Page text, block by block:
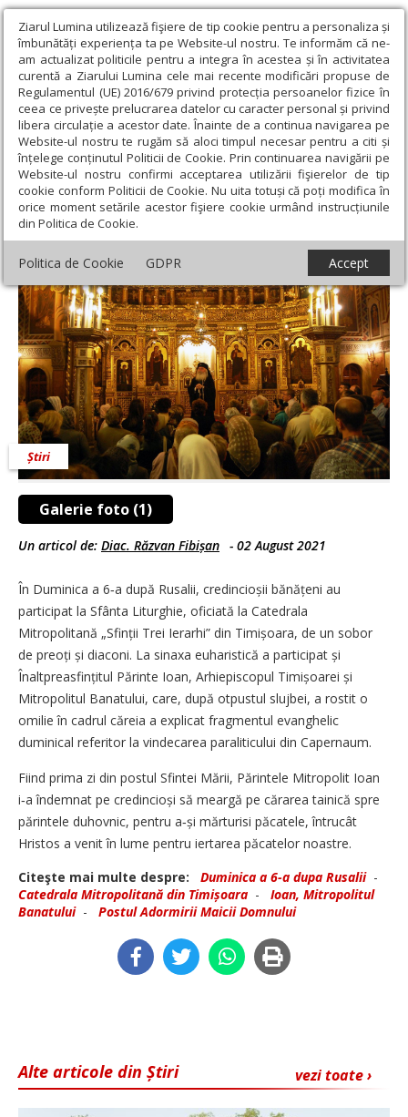
Ziarul Lumina utilizează fişiere de tip cookie pentru a personaliza și
îmbunătăți experiența ta pe Website-ul nostru. Te informăm că ne-
am actualizat politicile pentru a integra în acestea și în activitatea
curentă a Ziarului Lumina cele mai recente modificări propuse de
Regulamentul (UE) 2016/679 privind protecția persoanelor fizice în
ceea ce privește prelucrarea datelor cu caracter personal și privind
libera circulație a acestor date. Înainte de a continua navigarea pe
Website-ul nostru te rugăm să aloci timpul necesar pentru a citi și
înțelege conținutul Politicii de Cookie. Prin continuarea navigării pe
Website-ul nostru confirmi acceptarea utilizării fişierelor de tip
cookie conform Politicii de Cookie. Nu uita totuși că poți modifica în
orice moment setările acestor fişiere cookie urmând instrucțiunile
din Politica de Cookie.
Politica de Cookie GDPR Accept
Ziarul Lumina › Actualitate religioasă › Știri › Începutul Postului
Adormirii Maicii Domnului la Timișoara
Începutul Postului Adormirii Maicii
Domnului la Timișoara
Galerie foto (1)
Știri
Un articol de: Diac. Răzvan Fibișan - 02 August 2021
În Duminica a 6‑a după Rusalii, credincioșii bănățeni au
participat la Sfânta Liturghie, oficiată la Catedrala
Mitropolitană „Sfinții Trei Ierarhi” din Timișoara, de un sobor
de preoți și diaconi. La sinaxa euharistică a participat și
Înaltpreasfințitul Părinte Ioan, Arhiepiscopul Timișoarei și
Mitropolitul Banatului, care, după otpustul slujbei, a rostit o
omilie în cadrul căreia a explicat fragmentul evanghelic
duminical referitor la vindecarea paraliticului din Capernaum.
Fiind prima zi din postul Sfintei Mării, Părintele Mitropolit Ioan
i‑a îndemnat pe credincioși să meargă pe cărarea tainică spre
părintele duhovnic, pentru a‑și mărturisi păcatele, întrucât
Hristos a venit în lume pentru iertarea păcatelor noastre.
Citeşte mai multe despre:
Duminica a 6-a dupa Rusalii-
Catedrala Mitropolitană din Timișoara - Ioan, Mitropolitul
Banatului- Postul Adormirii Maicii Domnului
vezi toate ›
Alte articole din Știri